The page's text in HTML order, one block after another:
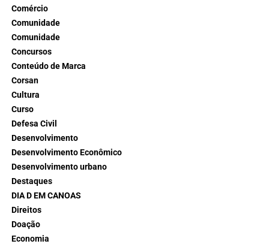
Comércio
Comunidade
Comunidade
Concursos
Conteúdo de Marca
Corsan
Cultura
Curso
Defesa Civil
Desenvolvimento
Desenvolvimento Econômico
Desenvolvimento urbano
Destaques
DIA D EM CANOAS
Direitos
Doação
Economia